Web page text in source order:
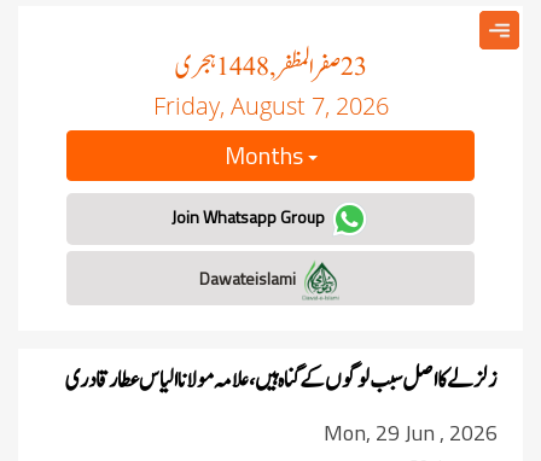
23صفر المظفر, 1448 ہجری
Friday, August 7, 2026
Months
Join Whatsapp Group
زلزلے کا اصل سبب لوگوں کے گناہ ہیں، علامہ مولانا الیاس عطار قادری
Mon, 29 Jun , 2026